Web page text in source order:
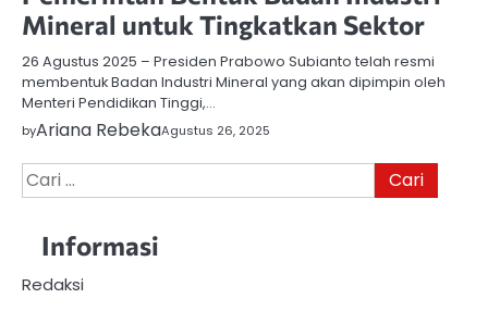
Mineral untuk Tingkatkan Sektor
26 Agustus 2025 – Presiden Prabowo Subianto telah resmi
membentuk Badan Industri Mineral yang akan dipimpin oleh
Menteri Pendidikan Tinggi,…
byAriana RebekaAgustus 26, 2025
Cari
untuk:
Informasi
Redaksi